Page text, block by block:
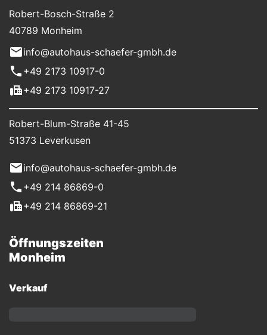
Robert-Bosch-Straße 2
40789 Monheim
info@autohaus-schaefer-gmbh.de
+49 2173 10917-0
+49 2173 10917-27
Robert-Blum-Straße 41-45
51373 Leverkusen
info@autohaus-schaefer-gmbh.de
+49 214 86869-0
+49 214 86869-21
Öffnungszeiten
Monheim
Verkauf